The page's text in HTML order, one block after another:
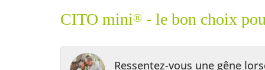
CITO mini® - le bon choix
Ressentez-vous une gêne